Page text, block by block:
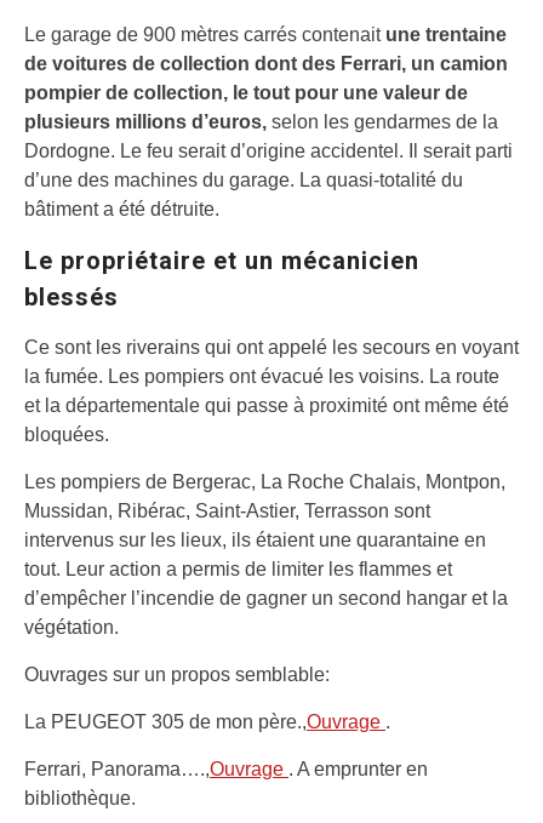
Le garage de 900 mètres carrés contenait une trentaine
de voitures de collection dont des Ferrari, un camion
pompier de collection, le tout pour une valeur de
plusieurs millions d’euros, selon les gendarmes de la
Dordogne. Le feu serait d’origine accidentel. Il serait parti
d’une des machines du garage. La quasi-totalité du
bâtiment a été détruite.
Le propriétaire et un mécanicien
blessés
Ce sont les riverains qui ont appelé les secours en voyant
la fumée. Les pompiers ont évacué les voisins. La route
et la départementale qui passe à proximité ont même été
bloquées.
Les pompiers de Bergerac, La Roche Chalais, Montpon,
Mussidan, Ribérac, Saint-Astier, Terrasson sont
intervenus sur les lieux, ils étaient une quarantaine en
tout. Leur action a permis de limiter les flammes et
d’empêcher l’incendie de gagner un second hangar et la
végétation.
Ouvrages sur un propos semblable:
La PEUGEOT 305 de mon père.,Ouvrage .
Ferrari, Panorama….,Ouvrage . A emprunter en
bibliothèque.